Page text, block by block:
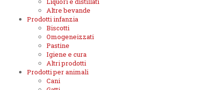
Altre bevande
Prodotti infanzia
Biscotti
Omogeneizzati
Pastine
Igiene e cura
Altri prodotti
Prodotti per animali
Cani